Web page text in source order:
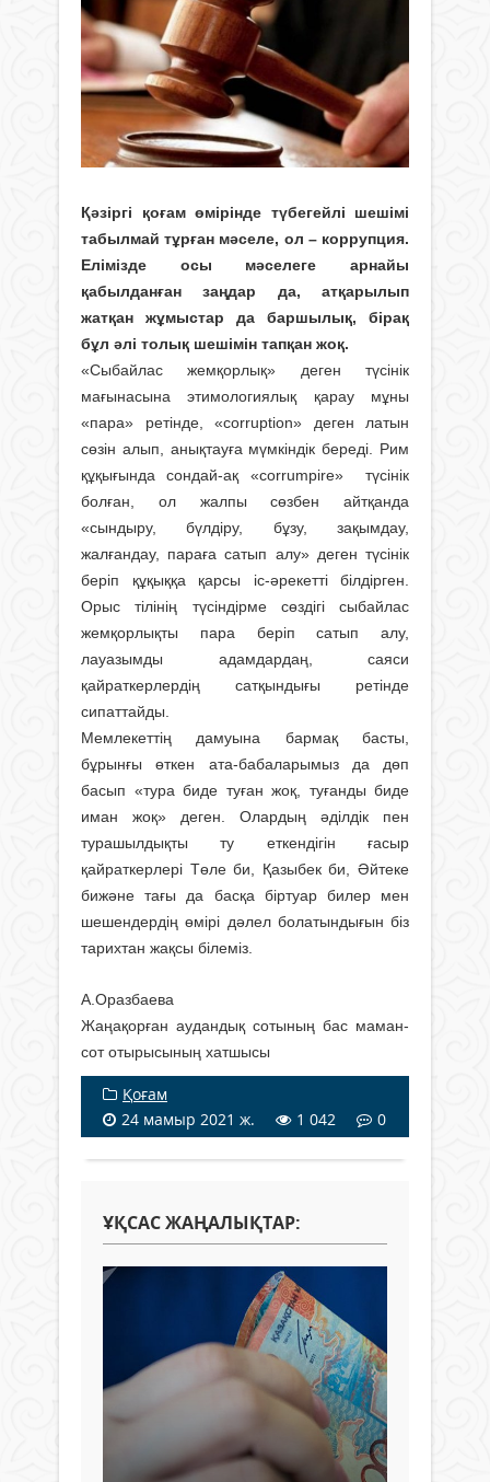
Қәзіргі қоғам өмірінде түбегейлі шешімі
табылмай тұрған мәселе, ол – коррупция.
Елімізде осы мәселеге арнайы
қабылданған заңдар да, атқарылып
жатқан жұмыстар да баршылық, бірақ
бұл әлі толық шешімін тапқан жоқ.
«Сыбайлас жемқорлық» деген түсінік
мағынасына этимологиялық қарау мұны
«пара» ретінде, «corruption» деген латын
сөзін алып, анықтауға мүмкіндік береді. Рим
құқығында сондай-ақ «corrumpire» түсінік
болған, ол жалпы сөзбен айтқанда
«сындыру, бүлдіру, бұзу, зақымдау,
жалғандау, параға сатып алу» деген түсінік
беріп құқыққа қарсы іс-әрекетті білдірген.
Орыс тілінің түсіндірме сөздігі сыбайлас
жемқорлықты пара беріп сатып алу,
лауазымды адамдардаң, саяси
қайраткерлердің сатқындығы ретінде
сипаттайды.
Мемлекеттің дамуына бармақ басты,
бұрынғы өткен ата-бабаларымыз да дөп
басып «тура биде туған жоқ, туғанды биде
иман жоқ» деген. Олардың әділдік пен
турашылдықты ту еткендігін ғасыр
қайраткерлері Төле би, Қазыбек би, Әйтеке
бижәне тағы да басқа біртуар билер мен
шешендердің өмірі дәлел болатындығын біз
тарихтан жақсы білеміз.
А.Оразбаева
Жаңақорған аудандық сотының бас маман-
сот отырысының хатшысы
Қоғам
24 мамыр 2021 ж.
1 042 0
ҰҚСАС ЖАҢАЛЫҚТАР: